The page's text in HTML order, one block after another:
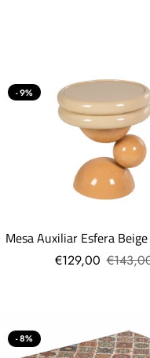
- 9%
Mesa Auxiliar Esfera
€129,00
- 8%